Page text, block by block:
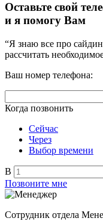
Оставьте свой
и я помогу Вам
“Я знаю все про
рассчитать
Ваш номер телефона:
Когда позвонить
Сейчас
Через
Выбор времени
В
Позвоните мне
Сотрудник отдела